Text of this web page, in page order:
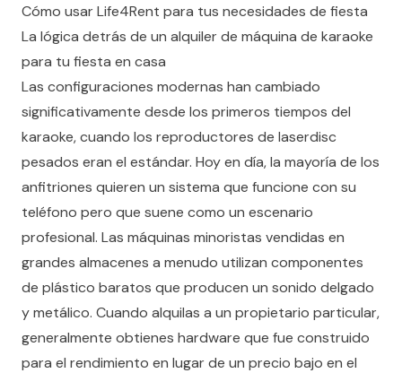
Cómo usar Life4Rent para tus necesidades de fiesta
La lógica detrás de un alquiler de máquina de karaoke
para tu fiesta en casa
Las configuraciones modernas han cambiado
significativamente desde los primeros tiempos del
karaoke, cuando los reproductores de laserdisc
pesados eran el estándar. Hoy en día, la mayoría de los
anfitriones quieren un sistema que funcione con su
teléfono pero que suene como un escenario
profesional. Las máquinas minoristas vendidas en
grandes almacenes a menudo utilizan componentes
de plástico baratos que producen un sonido delgado
y metálico. Cuando alquilas a un propietario particular,
generalmente obtienes hardware que fue construido
para el rendimiento en lugar de un precio bajo en el